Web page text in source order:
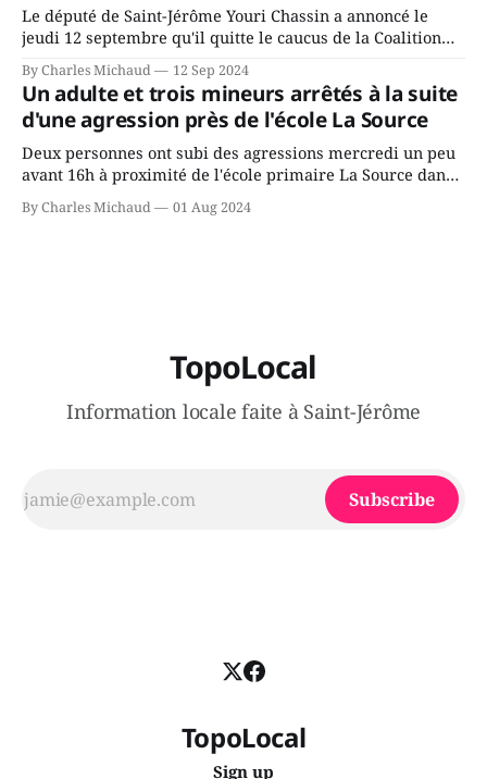
Le député de Saint-Jérôme Youri Chassin a annoncé le
jeudi 12 septembre qu'il quitte le caucus de la Coalition
Avenir Québec de François Legault parce qu'il est déçu du
gouvernement de la CAQ, surtout de son incapacité, qu'il
juge chronique, à offrir des
By Charles Michaud 12 Sep 2024
Un adulte et trois mineurs arrêtés à la suite
d'une agression près de l'école La Source
Deux personnes ont subi des agressions mercredi un peu
avant 16h à proximité de l'école primaire La Source dans
le secteur Bellefeuille de Saint-Jérôme. L'une de deux
victimes aurait été écrasée sous un véhicule et aspergée
By Charles Michaud 01 Aug 2024
TopoLocal
Information locale faite à Saint-Jérôme
Subscribe
TopoLocal
Sign up